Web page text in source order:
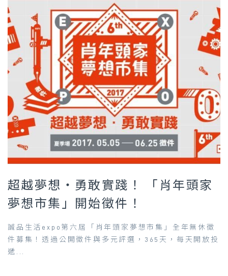
超越夢想‧勇敢實踐！ 「肖年頭家
夢想市集」開始徵件！
誠品生活expo第六屆「肖年頭家夢想市集」全年無休徵
件募集！透過公開徵件與多元評選，365天，每天開放投
遞...